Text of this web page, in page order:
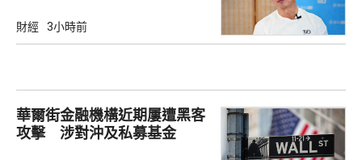
財經 3小時前
華爾街金融機構近期屢遭黑客
攻擊 涉對沖及私募基金